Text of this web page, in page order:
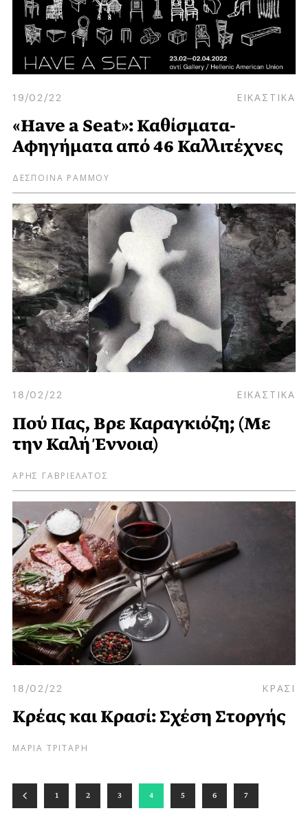
19/02/22 ΕΙΚΑΣΤΙΚΑ
«Have a Seat»: Καθίσματα-
Αφηγήματα από 46 Καλλιτέχνες
ΔΕΣΠΟΙΝΑ ΡΑΜΜΟΥ
18/02/22 ΕΙΚΑΣΤΙΚΑ
Πού Πας, Βρε Καραγκιόζη; (Με
την Καλή Έννοια)
ΑΡΗΣ ΓΑΒΡΙΕΛΑΤΟΣ
18/02/22 ΚΡΑΣΙ
Κρέας και Κρασί: Σχέση Στοργής
ΜΑΡΙΑ ΤΡΙΤΑΡΗ
1 2 3 4 5 6 7